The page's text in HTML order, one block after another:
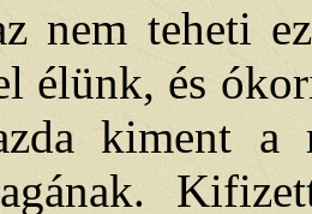
nem teheti
élünk, és
kiment a